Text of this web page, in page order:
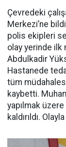
Çevredeki
Merkezi’ne
polis ekipleri
olay yerinde ilk
Abdulkadir
Hastanede
tüm
kaybetti.
yapılmak
kaldırıldı.